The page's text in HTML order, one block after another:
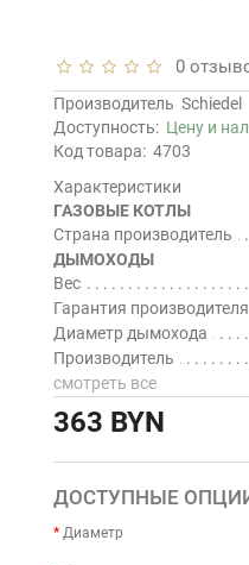
0
Производитель Schiedel
Доступность: Цену и
Код товара: 4703
Характеристики
ГАЗОВЫЕ КОТЛЫ
Страна производитель
ДЫМОХОДЫ
Вес
Гарантия производителя
Диаметр дымохода
Производитель
смотреть все
363 BYN
ДОСТУПНЫЕ
Диаметр